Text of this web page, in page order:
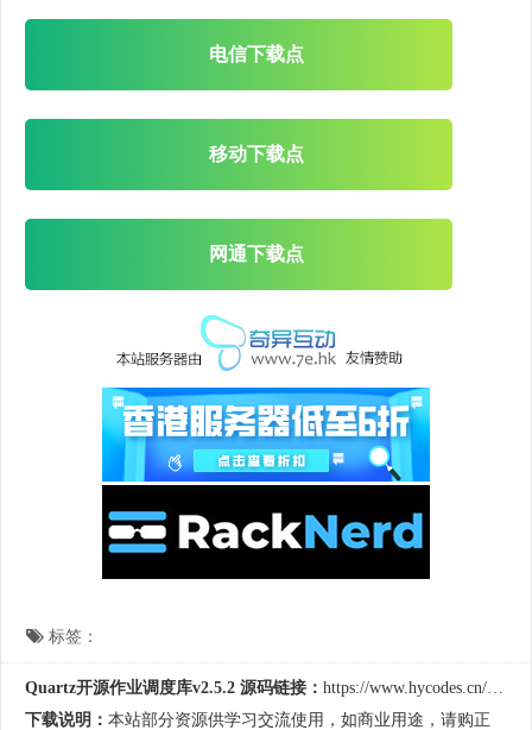
电信下载点
移动下载点
网通下载点
标签：
Quartz开源作业调度库v2.5.2 源码链接： https://www.hycodes.cn/kfkj/4950.html
下载说明： 本站部分资源供学习交流使用，如商业用途，请购正